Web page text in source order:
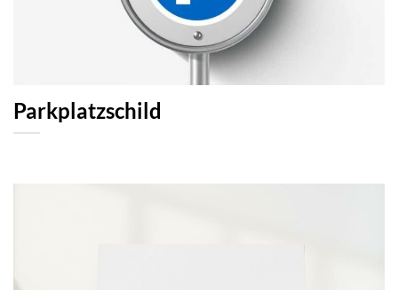
Parkplatzschild